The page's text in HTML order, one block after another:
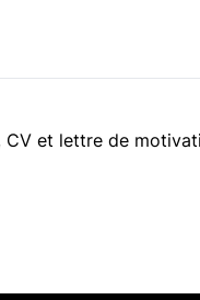
CV et lettre de